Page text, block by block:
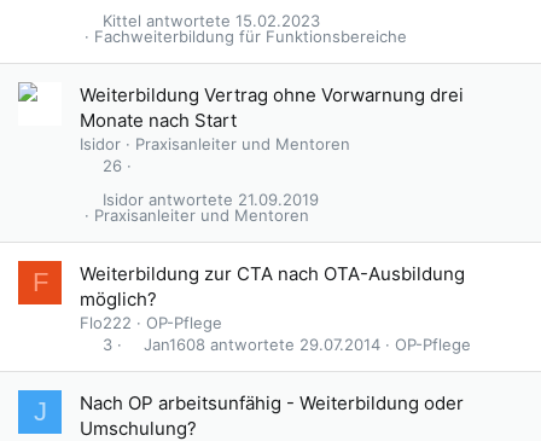
Fachweiterbildung für Funktionsbereiche
15.02.2023
Kittel
Weiterbildung Vertrag ohne Vorwarnung drei
Monate nach Start
Isidor
Praxisanleiter und Mentoren
26
Praxisanleiter und Mentoren
21.09.2019
Isidor
F
Weiterbildung zur CTA nach OTA-Ausbildung
möglich?
Flo222
OP-Pflege
3
OP-Pflege
29.07.2014
Jan1608
J
Nach OP arbeitsunfähig - Weiterbildung oder
Umschulung?